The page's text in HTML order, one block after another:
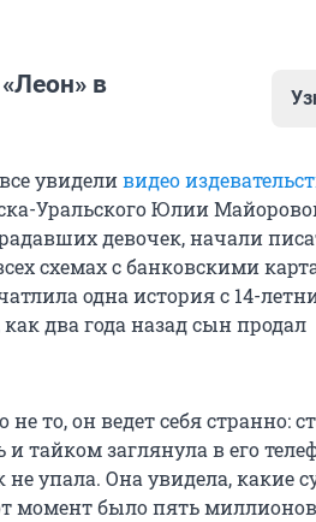
в
начале января. Вскоре после
девушек на автомойку. Этому
Давид Анашкин навязчиво
подруга, попросила его
друг другу
мойку, двух из них
сейчас главное
СМИ, всё спустили бы на
лишь по статье
увиделивидео
Уральского Юлии
девочек, начали
схемах с банковскими
одна история с 14-
два года назад сын продал
то, он ведет себя странно:
тайком заглянула в его
упала. Она увидела, какие
момент было пять